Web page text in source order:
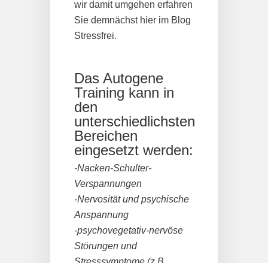
wir damit umgehen erfahren
Sie demnächst hier im Blog
Stressfrei.
Das Autogene
Training kann in
den
unterschiedlichsten
Bereichen
eingesetzt werden:
-Nacken-Schulter-
Verspannungen
-Nervosität und psychische
Anspannung
-psychovegetativ-nervöse
Störungen und